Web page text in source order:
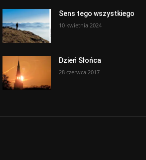
Sens tego wszystkiego
10 kwietnia 2024
Dzień Słońca
28 czerwca 2017